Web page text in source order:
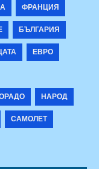
ФРАНЦИЯ
БЪЛГАРИЯ
ЕВРО
НАРОД
САМОЛЕТ